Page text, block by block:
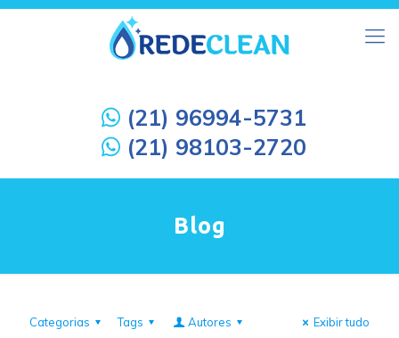
(21) 96994-5731
(21) 98103-2720
Blog
Categorias Tags Autores Exibir tudo